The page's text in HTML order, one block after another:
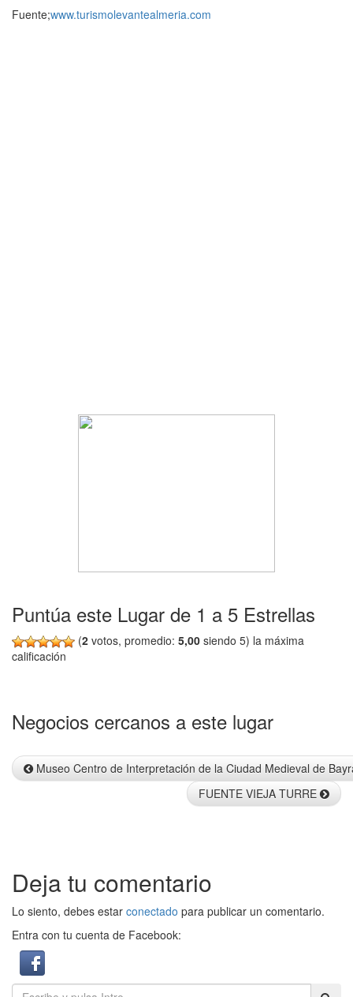
Fuente;www.turismolevantealmeria.com
Puntúa este Lugar de 1 a 5 Estrellas
(2 votos, promedio: 5,00 siendo 5) la máxima
calificación
Negocios cercanos a este lugar
InfoMuseo Centro de Interpretación de la Ciudad Medieval de
FUENTE VIEJA TURRE
Deja tu comentario
Lo siento, debes estar conectado para publicar un comentario.
Entra con tu cuenta de Facebook: